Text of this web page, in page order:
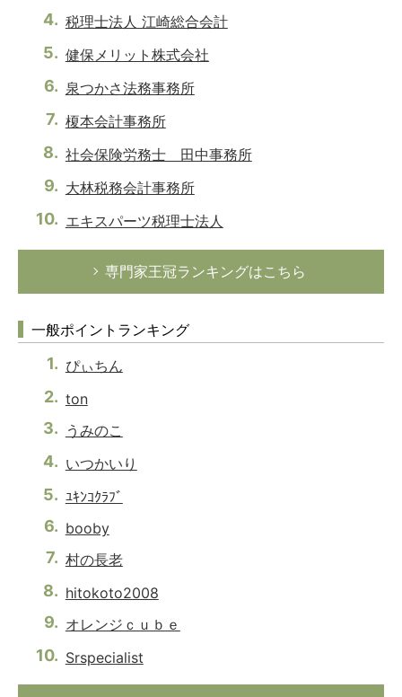
税理士法人 江崎総合会計
健保メリット株式会社
泉つかさ法務事務所
榎本会計事務所
社会保険労務士 田中事務所
大林税務会計事務所
エキスパーツ税理士法人
専門家王冠ランキングはこちら
一般ポイントランキング
ぴぃちん
ton
うみのこ
いつかいり
ﾕｷﾝｺｸﾗﾌﾞ
booby
村の長老
hitokoto2008
オレンジｃｕｂｅ
Srspecialist